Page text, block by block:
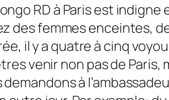
RD à Paris est
des femmes enceintes,
il y a quatre à cinq
venir non pas de
à